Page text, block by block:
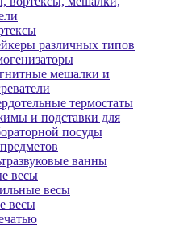
различных типов
мешалки и
термостаты
и подставки для
посуды
ванны
весы
весы
весы